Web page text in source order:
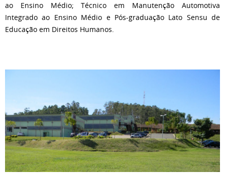
ao Ensino Médio; Técnico em Manutenção Automotiva
Integrado ao Ensino Médio e Pós-graduação Lato Sensu de
Educação em Direitos Humanos.